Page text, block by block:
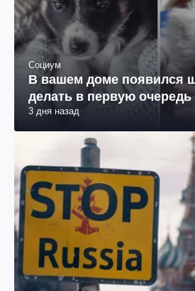
Социум
В вашем доме появился
делать в первую очередь
3 дня назад